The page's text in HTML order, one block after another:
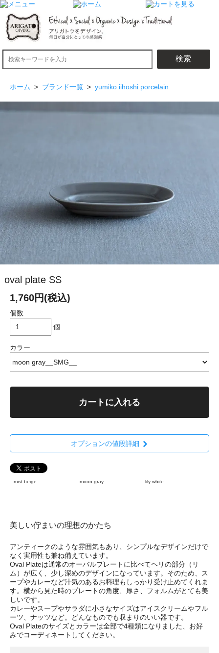
検索
ホーム > ブランド一覧 > yumiko iihoshi porcelain
oval plate SS
1,760円(税込)
個数
個
カラー
カートに入れる
オプションの値段詳細
mist beige moon gray lily white
美しい佇まいの理想のかたち
アンティークのような雰囲気もあり、シンプルなデザインだけで
なく実用性も兼ね備えています。
Oval Plateは通常のオーバルプレートに比べてヘリの部分（リ
ム）が広く、少し深めのデザインになっています。そのため、ス
ープやカレーなど汁気のあるお料理もしっかり受け止めてくれま
す。横から見た時のプレートの角度、厚さ、フォルムがとても美
しいです。
カレーやスープやサラダに小さなサイズはアイスクリームやフル
ーツ、ナッツなど。どんなものでも収まりのいい器です。
Oval Plateのサイズとカラーは全部で4種類になりました、お好
みでコーディネートしてください。